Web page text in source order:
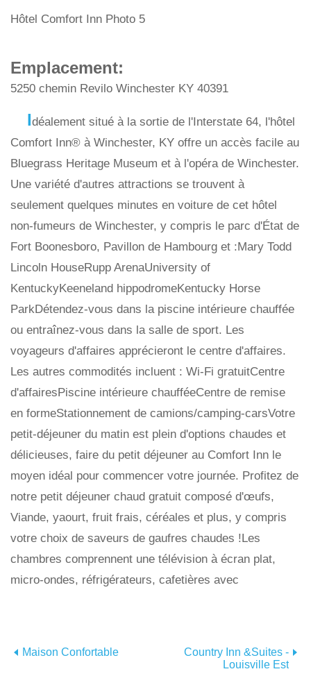
Hôtel Comfort Inn Photo 5
Emplacement:
5250 chemin Revilo Winchester KY 40391
Idéalement situé à la sortie de l'Interstate 64, l'hôtel
Comfort Inn® à Winchester, KY offre un accès facile au
Bluegrass Heritage Museum et à l'opéra de Winchester.
Une variété d'autres attractions se trouvent à
seulement quelques minutes en voiture de cet hôtel
non-fumeurs de Winchester, y compris le parc d'État de
Fort Boonesboro, Pavillon de Hambourg et :Mary Todd
Lincoln HouseRupp ArenaUniversity of
KentuckyKeeneland hippodromeKentucky Horse
ParkDétendez-vous dans la piscine intérieure chauffée
ou entraînez-vous dans la salle de sport. Les
voyageurs d'affaires apprécieront le centre d'affaires.
Les autres commodités incluent : Wi-Fi gratuitCentre
d'affairesPiscine intérieure chaufféeCentre de remise
en formeStationnement de camions/camping-carsVotre
petit-déjeuner du matin est plein d'options chaudes et
délicieuses, faire du petit déjeuner au Comfort Inn le
moyen idéal pour commencer votre journée. Profitez de
notre petit déjeuner chaud gratuit composé d'œufs,
Viande, yaourt, fruit frais, céréales et plus, y compris
votre choix de saveurs de gaufres chaudes !Les
chambres comprennent une télévision à écran plat,
micro-ondes, réfrigérateurs, cafetières avec
Maison Confortable
Country Inn &Suites -
Louisville Est